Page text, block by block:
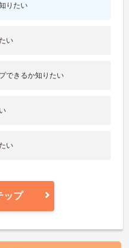
りたい
い
できるか知りたい
い
ップ